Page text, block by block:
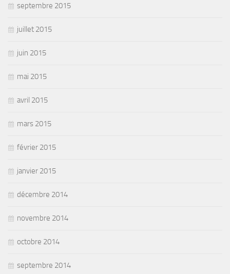
septembre 2015
juillet 2015
juin 2015
mai 2015
avril 2015
mars 2015
février 2015
janvier 2015
décembre 2014
novembre 2014
octobre 2014
septembre 2014